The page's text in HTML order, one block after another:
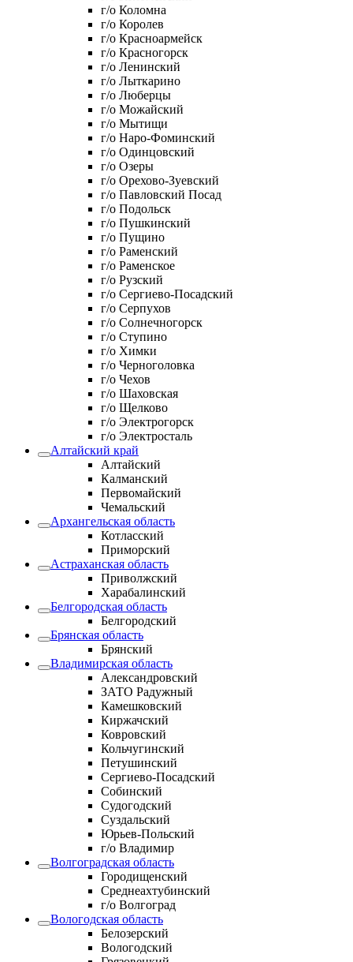
г/о Коломна
г/о Королев
г/о Красноармейск
г/о Красногорск
г/о Ленинский
г/о Лыткарино
г/о Люберцы
г/о Можайский
г/о Мытищи
г/о Наро-Фоминский
г/о Одинцовский
г/о Озеры
г/о Орехово-Зуевский
г/о Павловский Посад
г/о Подольск
г/о Пушкинский
г/о Пущино
г/о Раменский
г/о Раменское
г/о Рузский
г/о Сергиево-Посадский
г/о Серпухов
г/о Солнечногорск
г/о Ступино
г/о Химки
г/о Черноголовка
г/о Чехов
г/о Шаховская
г/о Щелково
г/о Электрогорск
г/о Электросталь
Алтайский край
Алтайский
Калманский
Первомайский
Чемальский
Архангельская область
Котласский
Приморский
Астраханская область
Приволжский
Харабалинский
Белгородская область
Белгородский
Брянская область
Брянский
Владимирская область
Александровский
ЗАТО Радужный
Камешковский
Киржачский
Ковровский
Кольчугинский
Петушинский
Сергиево-Посадский
Собинский
Судогодский
Суздальский
Юрьев-Польский
г/о Владимир
Волгоградская область
Городищенский
Среднеахтубинский
г/о Волгоград
Вологодская область
Белозерский
Вологодский